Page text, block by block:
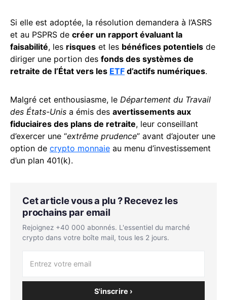
Si elle est adoptée, la résolution demandera à l’ASRS
et au PSPRS de créer un rapport évaluant la
faisabilité, les risques et les bénéfices potentiels de
diriger une portion des fonds des systèmes de
retraite de l’État vers les ETF d’actifs numériques.
Malgré cet enthousiasme, le Département du Travail
des États-Unis a émis des avertissements aux
fiduciaires des plans de retraite, leur conseillant
d’exercer une “extrême prudence” avant d’ajouter une
option de crypto monnaie au menu d’investissement
d’un plan 401(k).
Cet article vous a plu ? Recevez les
prochains par email
Rejoignez +40 000 abonnés. L'essentiel du marché
crypto dans votre boîte mail, tous les 2 jours.
S'inscrire ›